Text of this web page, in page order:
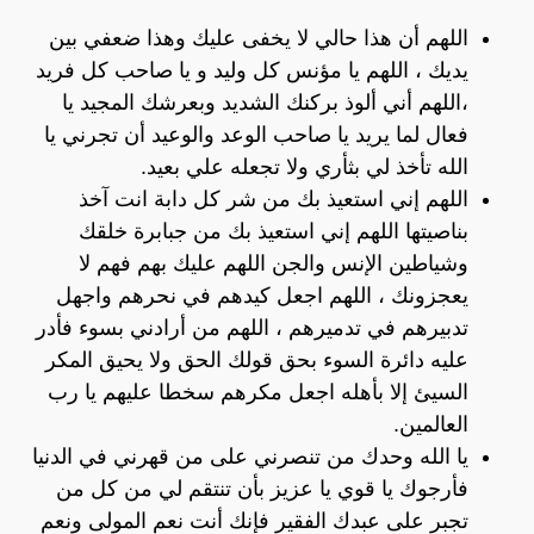
اللهم أن هذا حالي لا يخفى عليك وهذا ضعفي بين
يديك ، اللهم يا مؤنس كل وليد و يا صاحب كل فريد
،اللهم أني ألوذ بركنك الشديد وبعرشك المجيد يا
فعال لما يريد يا صاحب الوعد والوعيد أن تجرني يا
الله تأخذ لي بثأري ولا تجعله علي بعيد.
اللهم إني استعيذ بك من شر كل دابة انت آخذ
بناصيتها اللهم إني استعيذ بك من جبابرة خلقك
وشياطين الإنس والجن اللهم عليك بهم فهم لا
يعجزونك ، اللهم اجعل كيدهم في نحرهم واجهل
تدبيرهم في تدميرهم ، اللهم من أرادني بسوء فأدر
عليه دائرة السوء بحق قولك الحق ولا يحيق المكر
السيئ إلا بأهله اجعل مكرهم سخطا عليهم يا رب
العالمين.
يا الله وحدك من تنصرني على من قهرني في الدنيا
فأرجوك يا قوي يا عزيز بأن تنتقم لي من كل من
تجبر على عبدك الفقير فإنك أنت نعم المولى ونعم